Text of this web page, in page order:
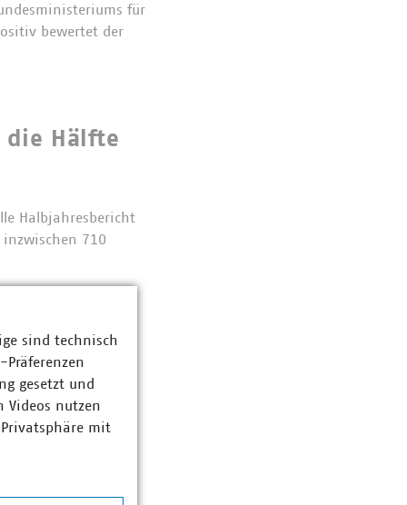
für
bewertet der
die Hälfte
Halbjahresbericht
710
(EEG 2027) und
Fortschritte bei
sind technisch
gesetzt und
Videos nutzen
mit